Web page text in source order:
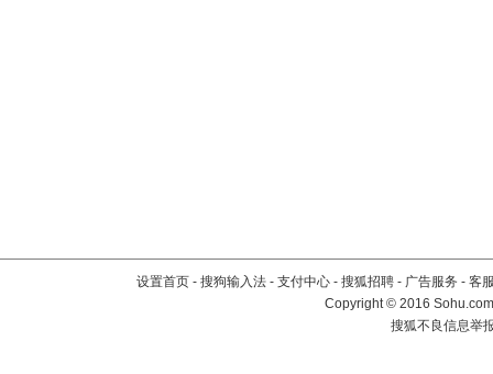
设置首页 - 搜狗输入法 - 支付中心 - 搜狐招聘 - 广告服务 - 客
Copyright©2016
搜狐不良信息举